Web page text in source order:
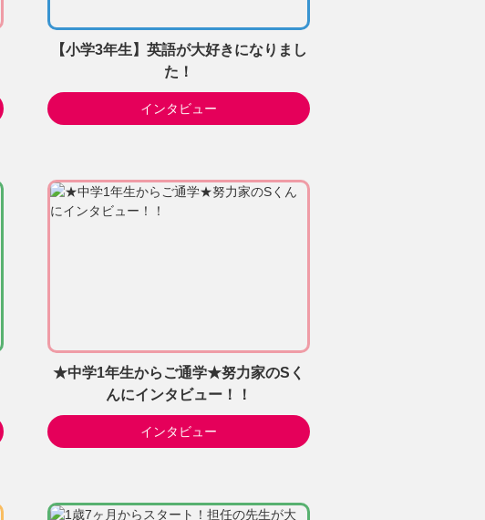
【小学3年生】英語が大好きになりまし
た！
インタビュー
★中学1年生からご通学★努力家のSく
んにインタビュー！！
インタビュー